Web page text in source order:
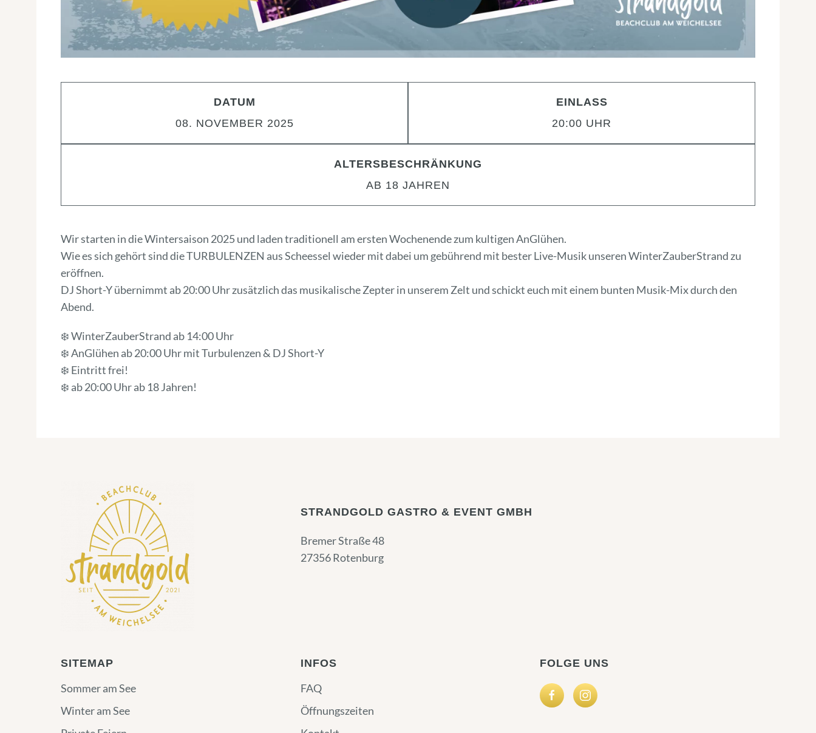
DATUM
08. NOVEMBER 2025
EINLASS
20:00 UHR
ALTERSBESCHRÄNKUNG
AB 18 JAHREN
Wir starten in die Wintersaison 2025 und laden traditionell am ersten Wochenende zum kultigen AnGlühen.
Wie es sich gehört sind die TURBULENZEN aus Scheessel wieder mit dabei um gebührend mit bester Live-Musik unseren WinterZauberStrand zu
eröffnen.
DJ Short-Y übernimmt ab 20:00 Uhr zusätzlich das musikalische Zepter in unserem Zelt und schickt euch mit einem bunten Musik-Mix durch den
Abend.
❄️ WinterZauberStrand ab 14:00 Uhr
❄️ AnGlühen ab 20:00 Uhr mit Turbulenzen & DJ Short-Y
❄️ Eintritt frei!
❄️ ab 20:00 Uhr ab 18 Jahren!
STRANDGOLD GASTRO & EVENT GMBH
Bremer Straße 48
27356 Rotenburg
SITEMAP
Sommer am See
Winter am See
INFOS
FAQ
Öffnungszeiten
FOLGE UNS